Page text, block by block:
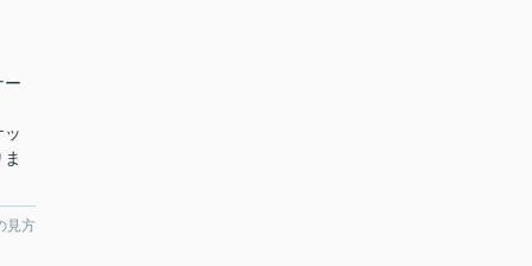
ー
見方